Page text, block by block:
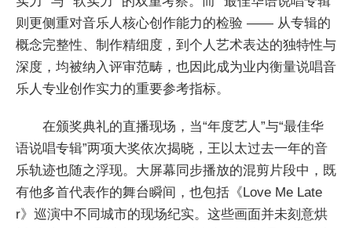
则更侧重对音乐人核心创作能力的检验 —— 从专辑的
概念完整性、制作精细度，到个人艺术表达的独特性与
深度，均被纳入评审范畴，也因此成为业内衡量说唱音
乐人专业创作实力的重要参考指标。
在颁奖典礼的直播现场，当“年度艺人”与“最佳华
语说唱专辑”两项大奖依次揭晓，王以太过去一年的音
乐轨迹也随之浮现。大屏幕同步播放的混剪片段中，既
有他多首代表作的舞台瞬间，也包括《Love Me Late
r》巡演中不同城市的现场纪实。这些画面并未刻意烘